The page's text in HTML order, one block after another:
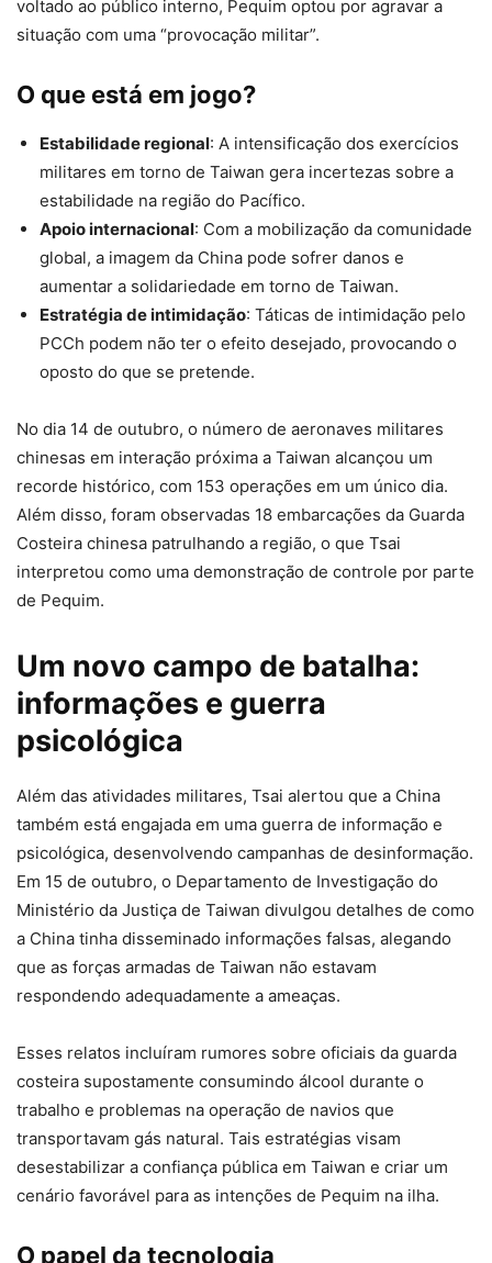
voltado ao público interno, Pequim optou por agravar a
situação com uma “provocação militar”.
O que está em jogo?
Estabilidade regional: A intensificação dos exercícios
militares em torno de Taiwan gera incertezas sobre a
estabilidade na região do Pacífico.
Apoio internacional: Com a mobilização da comunidade
global, a imagem da China pode sofrer danos e
aumentar a solidariedade em torno de Taiwan.
Estratégia de intimidação: Táticas de intimidação pelo
PCCh podem não ter o efeito desejado, provocando o
oposto do que se pretende.
No dia 14 de outubro, o número de aeronaves militares
chinesas em interação próxima a Taiwan alcançou um
recorde histórico, com 153 operações em um único dia.
Além disso, foram observadas 18 embarcações da Guarda
Costeira chinesa patrulhando a região, o que Tsai
interpretou como uma demonstração de controle por parte
de Pequim.
Um novo campo de batalha:
informações e guerra
psicológica
Além das atividades militares, Tsai alertou que a China
também está engajada em uma guerra de informação e
psicológica, desenvolvendo campanhas de desinformação.
Em 15 de outubro, o Departamento de Investigação do
Ministério da Justiça de Taiwan divulgou detalhes de como
a China tinha disseminado informações falsas, alegando
que as forças armadas de Taiwan não estavam
respondendo adequadamente a ameaças.
Esses relatos incluíram rumores sobre oficiais da guarda
costeira supostamente consumindo álcool durante o
trabalho e problemas na operação de navios que
transportavam gás natural. Tais estratégias visam
desestabilizar a confiança pública em Taiwan e criar um
cenário favorável para as intenções de Pequim na ilha.
O papel da tecnologia